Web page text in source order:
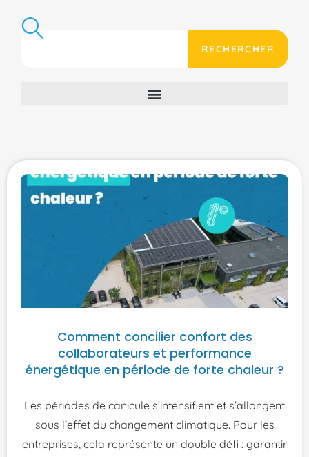
RECHERCHER
Comment concilier confort des
collaborateurs et performance
énergétique en période de forte chaleur ?
Les périodes de canicule s’intensifient et s’allongent
sous l’effet du changement climatique. Pour les
entreprises, cela représente un double défi : garantir